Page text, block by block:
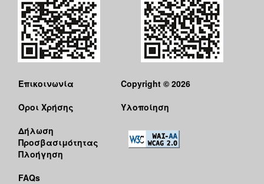
Επικοινωνία
Όροι Χρήσης
Δήλωση
Προσβασιμότητας
Πλοήγηση
FAQs
Copyright © 2026
Υλοποίηση